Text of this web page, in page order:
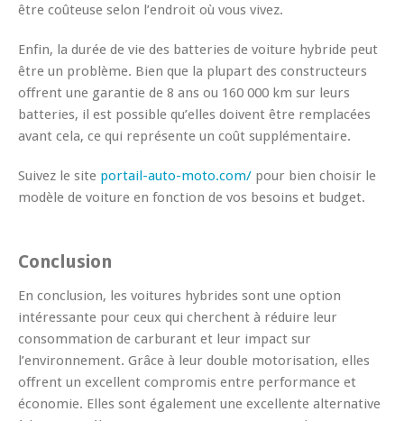
être coûteuse selon l’endroit où vous vivez.
Enfin, la durée de vie des batteries de voiture hybride peut
être un problème. Bien que la plupart des constructeurs
offrent une garantie de 8 ans ou 160 000 km sur leurs
batteries, il est possible qu’elles doivent être remplacées
avant cela, ce qui représente un coût supplémentaire.
Suivez le site portail-auto-moto.com/ pour bien choisir le
modèle de voiture en fonction de vos besoins et budget.
Conclusion
En conclusion, les voitures hybrides sont une option
intéressante pour ceux qui cherchent à réduire leur
consommation de carburant et leur impact sur
l’environnement. Grâce à leur double motorisation, elles
offrent un excellent compromis entre performance et
économie. Elles sont également une excellente alternative